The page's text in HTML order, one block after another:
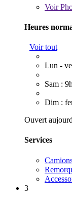
Voir
Heures
Voir tout
Lun -
Sam :
Dim :
Ouvert
Services
3